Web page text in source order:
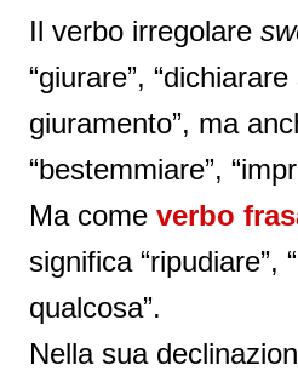
Il verbo irregolare
“giurare”,
giuramento”, ma
“bestemmiare”,
Ma come verbo
significa “ripudiare”,
qualcosa”.
Nella sua